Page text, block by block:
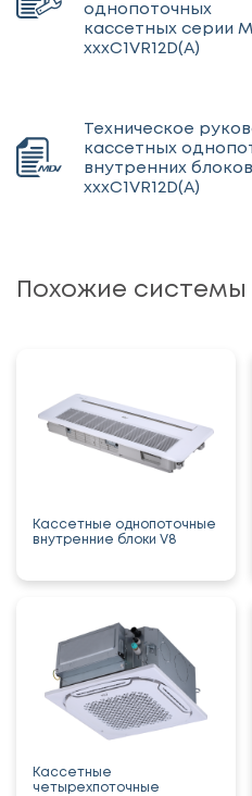
однопоточных
кассетных серии
xxxC1VR12D(A)
Техническое
кассетных
внутренних
xxxC1VR12D(A)
Похожие системы
Кассетные однопоточные
внутренние блоки V8
Кассетные
четырехпоточные